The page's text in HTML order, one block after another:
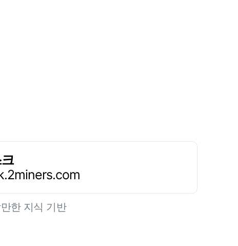
한 지식 기반